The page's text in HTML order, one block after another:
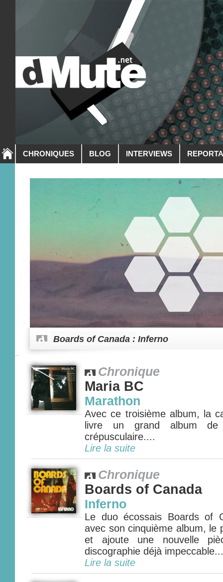
CHRONIQUES BLOG INTERVIEWS
Boards of Canada : Inferno
Chronique
Maria BC
Marathon
Avec ce troisième album, la
livre un grand album
crépusculaire....
Lire la suite
Chronique
Boards of Canada
Inferno
Le duo écossais Boards of
avec son cinquième album, le
et ajoute une nouvelle
discographie déjà
Lire la suite